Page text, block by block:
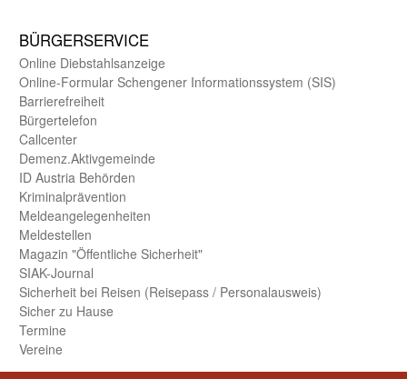
BÜRGER­SERVICE
Online Diebstahls­anzeige
Online-Formular Schengener Informationssystem (SIS)
Barriere­freiheit
Bürger­telefon
Call­center
Demenz.Aktiv­gemeinde
ID Austria Behörden
Kriminal­prävention
Melde­an­ge­le­gen­heiten
Meld­estellen
Magazin "Öffentliche Sicherheit"
SIAK-Journal
Sicherheit bei Reisen (Reise­pass / Personal­ausweis)
Sicher zu Hause
Termine
Vereine